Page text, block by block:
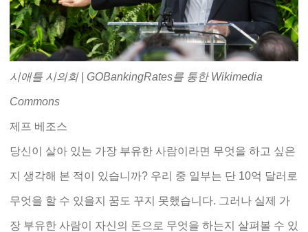
시애틀 시의회 | GOBankingRates를 통한 Wikimedia
Commons
제프 베조스
당신이 살아 있는 가장 부유한 사람이라면 무엇을 하고 싶은
지 생각해 본 적이 있습니까? 우리 중 일부는 단 10억 달러로
무엇을 할 수 있을지 꿈도 꾸지 못했습니다. 그러나 실제 가
장 부유한 사람이 자신의 돈으로 무엇을 하는지 살펴볼 수 있